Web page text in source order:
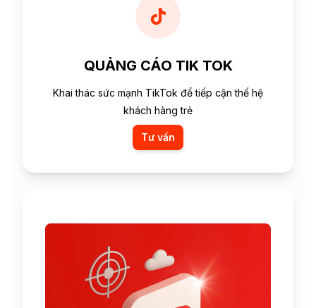
QUẢNG CÁO TIK TOK
Khai thác sức mạnh TikTok để tiếp cận thế hệ
khách hàng trẻ
Tư vấn